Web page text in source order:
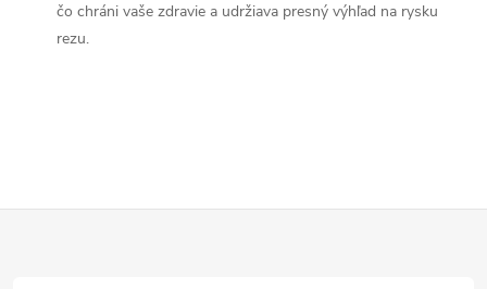
čo chráni vaše zdravie a udržiava presný výhľad na rysku
rezu.